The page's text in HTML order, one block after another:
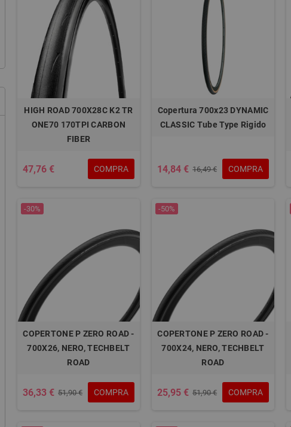
HIGH ROAD 700X28C K2 TR
ONE70 170TPI CARBON
FIBER
47,76 € COMPRA
Copertura 700x23 DYNAMIC
CLASSIC Tube Type Rigido
14,84 € 16,49 € COMPRA
-30%
COPERTONE P ZERO ROAD -
700X26, NERO, TECHBELT
ROAD
36,33 € 51,90 € COMPRA
-50%
COPERTONE P ZERO ROAD -
700X24, NERO, TECHBELT
ROAD
25,95 € 51,90 € COMPRA